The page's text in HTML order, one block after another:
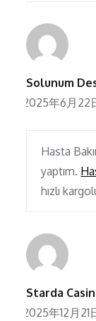
Solunum
2025年6月22
Hasta
yaptım.
hızlı
Starda
2025年12月21